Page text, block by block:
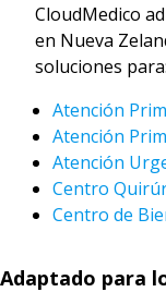
CloudMedico
en Nueva
soluciones para:
Atención
Atención
Atención
Centro
Centro de
Adaptado para